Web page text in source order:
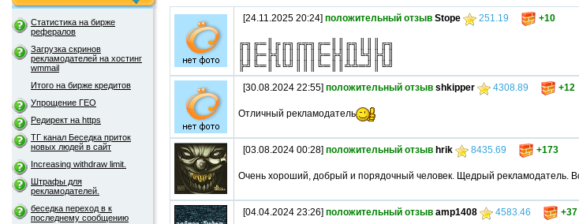
Статистика на бирже
рефералов
Загрузка скринов
рекламодателей на хостинг
wmmail
Итого на бирже кредитов
Упрощение ГЕО
Редирект на https
ТГ канал Беседка приток
новых людей в сайт
Increasing withdraw limit.
Штрафы для
рекламодателей.
беседка переход в к
последнему сообщению
[24.11.2025 20:24] положительный отзыв Stope 251.19 +10
╔╗╔═║╔╔╗╔╦╗╔═║║╔╗║║║╔╗
║║╠═╠╣║║║║║╠═╠╣║║╚╣╠╣║
╠╝╚═║╚╚╝║║║╚═║║╩╩═╝║╚╝
[30.08.2024 22:55] положительный отзыв shkipper 4308.89 +12
Отличный рекламодатель
[03.08.2024 00:28] положительный отзыв hrik 8435.69 +173
Очень хороший, добрый и порядочный человек. Щедрый рекламодатель.
[04.04.2024 23:26] положительный отзыв amp1408 4583.46 +37